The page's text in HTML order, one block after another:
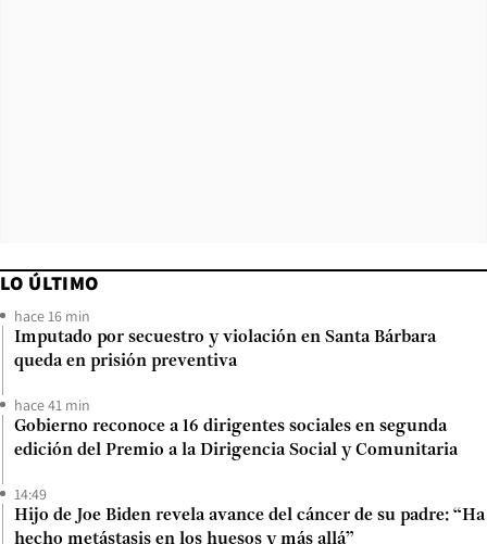
LO ÚLTIMO
hace 16 min
Imputado por secuestro y violación en Santa Bárbara
queda en prisión preventiva
hace 41 min
Gobierno reconoce a 16 dirigentes sociales en segunda
edición del Premio a la Dirigencia Social y Comunitaria
14:49
Hijo de Joe Biden revela avance del cáncer de su padre: “Ha
hecho metástasis en los huesos y más allá”